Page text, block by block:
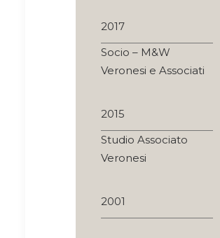
2017
Socio – M&W
Veronesi e Associati
2015
Studio Associato
Veronesi
2001